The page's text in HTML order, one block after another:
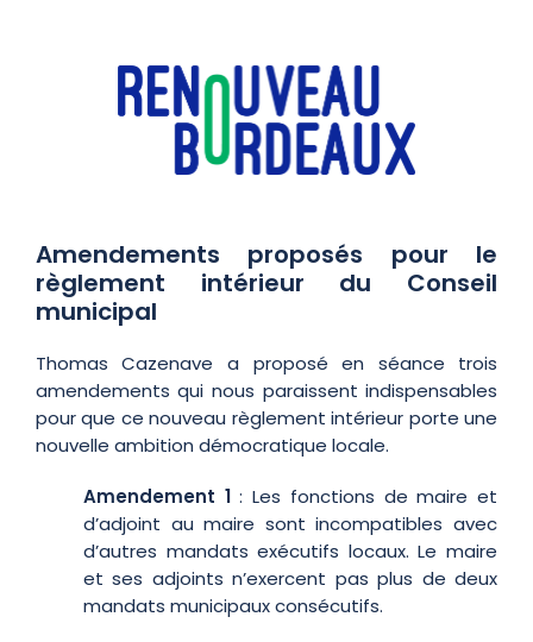
Amendements proposés pour le
règlement intérieur du Conseil
municipal
Thomas Cazenave a proposé en séance trois
amendements qui nous paraissent indispensables
pour que ce nouveau règlement intérieur porte une
nouvelle ambition démocratique locale.
Amendement 1: Les fonctions de maire et
d’adjoint au maire sont incompatibles avec
d’autres mandats exécutifs locaux. Le maire
et ses adjoints n’exercent pas plus de deux
mandats municipaux consécutifs.